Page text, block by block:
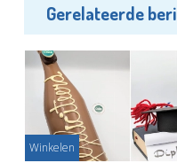
Gerelateerde
Winkelen